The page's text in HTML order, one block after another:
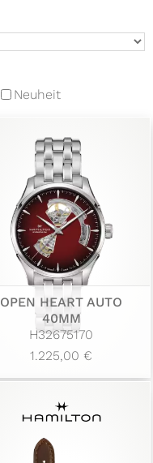
Neuheit
OPEN HEART AUTO
40MM
H32675170
1.225,00 €